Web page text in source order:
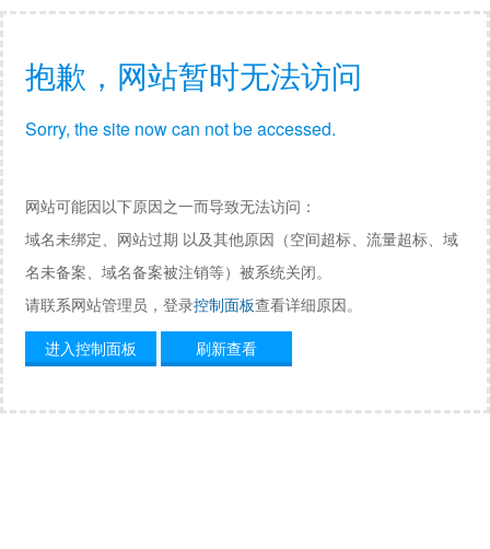
抱歉，网站暂时无法访问
Sorry, the site now can not be accessed.
网站可能因以下原因之一而导致无法访问：
域名未绑定、网站过期 以及其他原因（空间超标、流量超标、域
名未备案、域名备案被注销等）被系统关闭。
请联系网站管理员，登录控制面板查看详细原因。
进入控制面板
刷新查看